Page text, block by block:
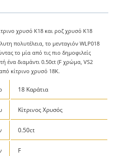
χρυσό Κ18 και ροζ χρυσό Κ18
πολυτέλεια, το μενταγιόν WLP018
το μία από τις πιο δημοφιλείς
ένα διαμάντι 0.50ct (F χρώμα, VS2
κίτρινο χρυσό 18K.
18 Καράτια
Κίτρινος Χρυσός
0.50ct
F